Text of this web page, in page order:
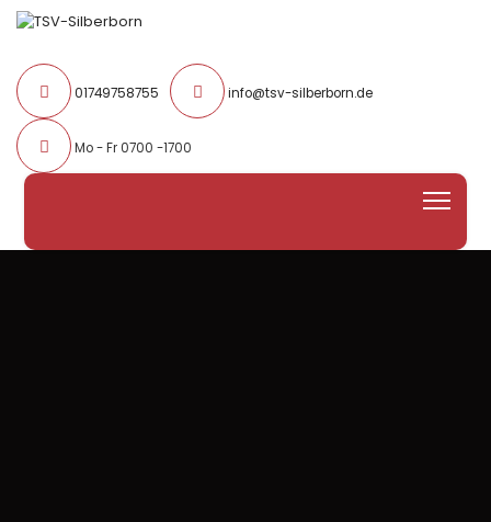
01749758755 info@tsv-silberborn.de
Mo - Fr 0700 -1700